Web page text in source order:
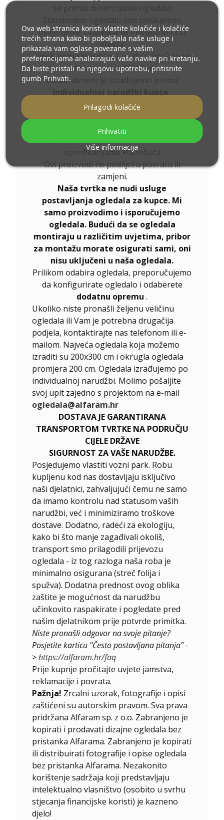
osvjetljenje za stvaranje PREMIUM LED
efekta
pjeskareni element na zrcalu odmakne se
od ruba za cca 10-11 cm
Ostale dimenzije izrađujemo prema
individualnoj narudžbi kupca.
Ukoliko uz naručeni proizvod odaberete
dodatnu opremu, isti postaje
nemontažni artikl,
proizvedeni prema individualnim
specifikacijama Potrošača
Ovi proizvodi ne podliježu povratu ili
zamjeni.
Naša tvrtka ne nudi usluge
postavljanja ogledala za kupce. Mi
samo proizvodimo i isporučujemo
ogledala. Budući da se ogledala
montiraju u različitim uvjetima, pribor
za montažu morate osigurati sami, oni
nisu uključeni u naša ogledala.
Prilikom odabira ogledala, preporučujemo
da konfigurirate ogledalo i odaberete
dodatnu opremu .
Ukoliko niste pronašli željenu veličinu
ogledala ili Vam je potrebna drugačija
podjela, kontaktirajte nas telefonom ili e-
mailom. Najveća ogledala koja možemo
izraditi su 200x300 cm i okrugla ogledala
promjera 200 cm. Ogledala izrađujemo po
individualnoj narudžbi. Molimo pošaljite
svoj upit zajedno s projektom na e-mail
ogledala@alfaram.hr
DOSTAVA JE GARANTIRANA
TRANSPORTOM TVRTKE NA PODRUČJU
CIJELE DRŽAVE
SIGURNOST ZA VAŠE NARUDŽBE.
Posjedujemo vlastiti vozni park. Robu
kupljenu kod nas dostavljaju isključivo
naši djelatnici, zahvaljujući čemu ne samo
da imamo kontrolu nad statusom vaših
narudžbi, već i minimiziramo troškove
dostave. Dodatno, radeći za ekologiju,
kako bi što manje zagađivali okoliš,
transport smo prilagodili prijevozu
ogledala - iz tog razloga naša roba je
minimalno osigurana (streč folija i
spužva). Dodatna prednost ovog oblika
zaštite je mogućnost da narudžbu
učinkovito raspakirate i pogledate pred
našim djelatnikom prije potvrde primitka.
Niste pronašli odgovor na svoje pitanje?
Posjetite karticu "Često postavljana pitanja" -
>https://alfaram.hr/faq
Prije kupnje pročitajte uvjete jamstva,
reklamacije i povrata.
Pažnja! Zrcalni uzorak, fotografije i opisi
zaštićeni su autorskim pravom. Sva prava
pridržana Alfaram sp. z o.o. Zabranjeno je
kopirati i prodavati dizajne ogledala bez
pristanka Alfarama. Zabranjeno je kopirati
ili distribuirati fotografije i opise ogledala
bez pristanka Alfarama. Nezakonito
korištenje sadržaja koji predstavljaju
intelektualno vlasništvo (osobito u svrhu
stjecanja financijske koristi) je kazneno
djelo!
Ova web stranica koristi vlastite kolačiće i kolačiće
trećih strana kako bi poboljšala naše usluge i
prikazala vam oglase povezane s vašim
preferencijama analizirajući vaše navike pri kretanju.
Da biste pristali na njegovu upotrebu, pritisnite
gumb Prihvati.
Više informacija
Prilagodi kolačiće
Prihvatiti